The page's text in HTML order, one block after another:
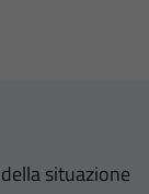
situazione